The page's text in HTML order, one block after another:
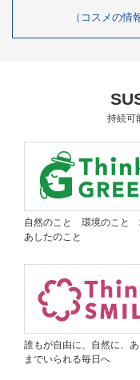
（コスメの情
持続可
自然のこと 環境のこと
あしたのこと
誰もが自由に、自然に、
までいられる毎日へ